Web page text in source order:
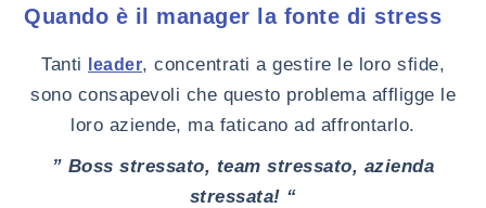
Quando è il manager la fonte di stress
Tanti leader, concentrati a gestire le loro sfide,
sono consapevoli che questo problema affligge le
loro aziende, ma faticano ad affrontarlo.
” Boss stressato, team stressato, azienda
stressata! “